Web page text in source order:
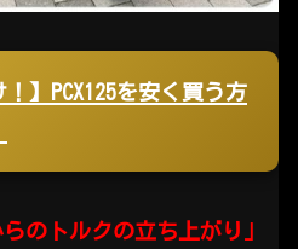
！】PCX125を安く買う方
らのトルクの立ち上がり」